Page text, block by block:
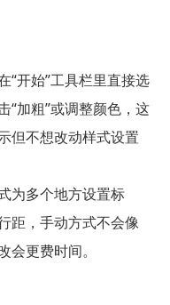
“开始”工具栏里直接选
“加粗”或调整颜色，这
但不想改动样式设置
为多个地方设置标
距，手动方式不会像
更费时间。